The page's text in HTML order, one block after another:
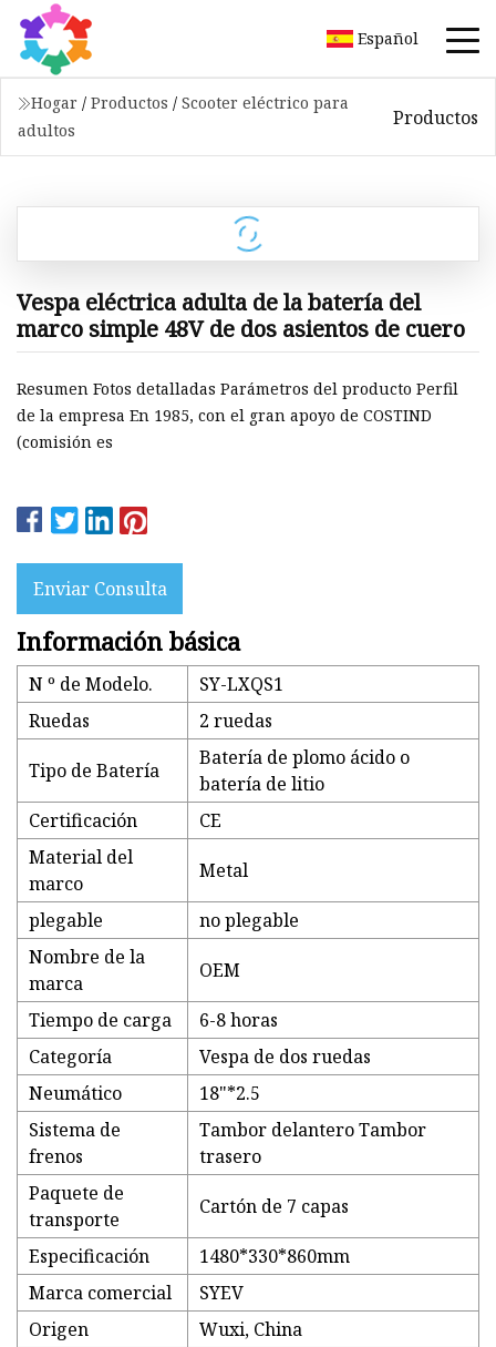
Español
Hogar / Productos / Scooter eléctrico para
adultos
Productos
Vespa eléctrica adulta de la batería del
marco simple 48V de dos asientos de cuero
Resumen Fotos detalladas Parámetros del producto Perfil
de la empresa En 1985, con el gran apoyo de COSTIND
(comisión es
Enviar Consulta
Información básica
N º de Modelo.
SY-LXQS1
Ruedas
2 ruedas
Tipo de Batería
Batería de plomo ácido o
batería de litio
Certificación
CE
Material del
marco
Metal
plegable
no plegable
Nombre de la
marca
OEM
Tiempo de carga
6-8 horas
Categoría
Vespa de dos ruedas
Neumático
18"*2.5
Sistema de
frenos
Tambor delantero Tambor
trasero
Paquete de
transporte
Cartón de 7 capas
Especificación
1480*330*860mm
Marca comercial
SYEV
Origen
Wuxi, China